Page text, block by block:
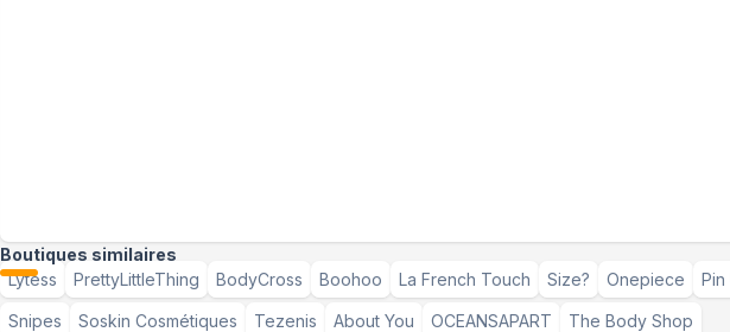
Boutiques similaires
Lytess
PrettyLittleThing BodyCross Boohoo La French Touch Size? Onepiece
Snipes Soskin Cosmétiques Tezenis About You OCEANSAPART The Body Shop